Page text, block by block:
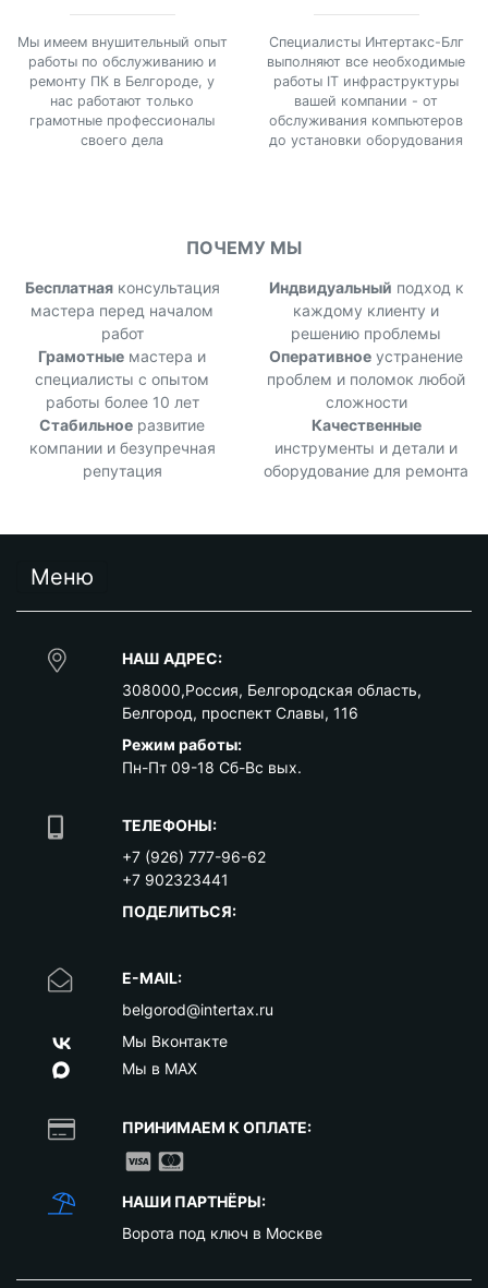
Мы имеем внушительный опыт
работы по обслуживанию и
ремонту ПК в Белгороде, у
нас работают только
грамотные профессионалы
своего дела
Специалисты Интертакс-Блг
выполняют все необходимые
работы IT инфраструктуры
вашей компании - от
обслуживания компьютеров
до установки оборудования
ПОЧЕМУ МЫ
Бесплатнаяконсультация
мастера перед началом
работ
Индвидуальный подход к
каждому клиенту и
решению проблемы
Грамотные мастера и
специалисты с опытом
работы более 10 лет
Оперативное устранение
проблем и поломок любой
сложности
Стабильное развитие
компании и безупречная
репутация
Качественные
инструменты и детали и
оборудование для ремонта
Меню
НАШ АДРЕС:
308000,Россия, Белгородская область,
Белгород, проспект Славы, 116
Режим работы:
Пн-Пт 09-18 Сб-Вс вых.
ТЕЛЕФОНЫ:
+7 (926) 777-96-62
+7 902323441
ПОДЕЛИТЬСЯ:
E-MAIL:
belgorod@intertax.ru
Мы Вконтакте
Мы в MAX
ПРИНИМАЕМ К ОПЛАТЕ:
НАШИ ПАРТНЁРЫ:
Ворота под ключ в Москве